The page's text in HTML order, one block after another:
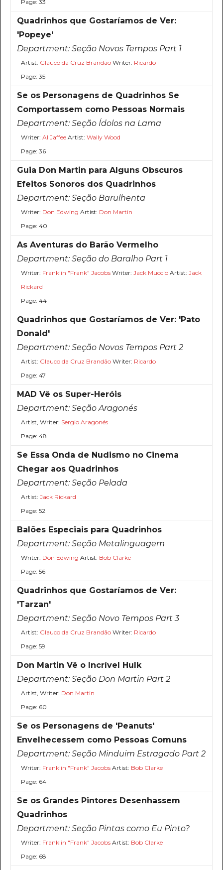
Page: 33
Quadrinhos que Gostaríamos de Ver:
'Popeye'
Department:Seção Novos Tempos Part 1
Artist: Glauco da Cruz BrandãoWriter: Ricardo
Page: 35
Se os Personagens de Quadrinhos Se
Comportassem como Pessoas Normais
Department:Seção Ídolos na Lama
Writer: Al JaffeeArtist: Wally Wood
Page: 36
Guia Don Martin para Alguns Obscuros
Efeitos Sonoros dos Quadrinhos
Department:Seção Barulhenta
Writer: Don Edwing Artist: Don Martin
Page: 40
As Aventuras do Barão Vermelho
Department:Seção do Baralho Part 1
Writer: Franklin "Frank" JacobsWriter: Jack MuccioArtist: Jack
Rickard
Page: 44
Quadrinhos que Gostaríamos de Ver: 'Pato
Donald'
Department:Seção Novos Tempos Part 2
Artist: Glauco da Cruz BrandãoWriter: Ricardo
Page: 47
MAD Vê os Super-Heróis
Department:Seção Aragonés
Artist, Writer: Sergio Aragonés
Page: 48
Se Essa Onda de Nudismo no Cinema
Chegar aos Quadrinhos
Department:Seção Pelada
Artist: Jack Rickard
Page: 52
Balões Especiais para Quadrinhos
Department:Seção Metalinguagem
Writer: Don Edwing Artist: Bob Clarke
Page: 56
Quadrinhos que Gostaríamos de Ver:
'Tarzan'
Department:Seção Novo Tempos Part 3
Artist: Glauco da Cruz BrandãoWriter: Ricardo
Page: 59
Don Martin Vê o Incrível Hulk
Department:Seção Don Martin Part 2
Artist, Writer: Don Martin
Page: 60
Se os Personagens de 'Peanuts'
Envelhecessem como Pessoas Comuns
Department:Seção Minduim Estragado Part 2
Writer: Franklin "Frank" JacobsArtist: Bob Clarke
Page: 64
Se os Grandes Pintores Desenhassem
Quadrinhos
Department:Seção Pintas como Eu Pinto?
Writer: Franklin "Frank" JacobsArtist: Bob Clarke
Page: 68